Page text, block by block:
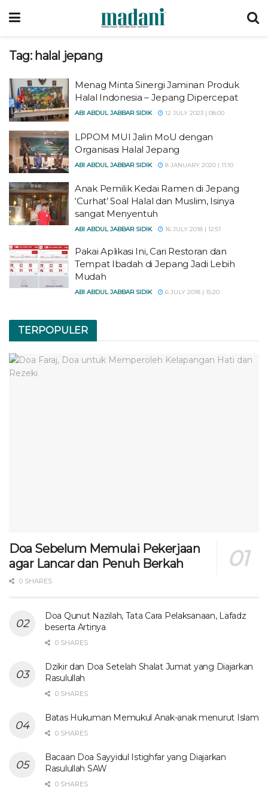
Tag: halal jepang
Menag Minta Sinergi Jaminan Produk
Halal Indonesia – Jepang Dipercepat
ABI ABDUL JABBAR SIDIK 12 JULY 2023 | 08:00
LPPOM MUI Jalin MoU dengan
Organisasi Halal Jepang
ABI ABDUL JABBAR SIDIK 8 JANUARY 2020 | 11:10
Anak Pemilik Kedai Ramen di Jepang
‘Curhat’ Soal Halal dan Muslim, Isinya
sangat Menyentuh
ABI ABDUL JABBAR SIDIK 16 JULY 2018 | 12:51
Pakai Aplikasi Ini, Cari Restoran dan
Tempat Ibadah di Jepang Jadi Lebih
Mudah
ABI ABDUL JABBAR SIDIK 6 JULY 2018 | 15:20
TERPOPULER
Doa Sebelum Memulai Pekerjaan
agar Lancar dan Penuh Berkah
0 SHARES
Doa Qunut Nazilah, Tata Cara Pelaksanaan, Lafadz
beserta Artinya
0 SHARES
Dzikir dan Doa Setelah Shalat Jumat yang Diajarkan
Rasulullah
0 SHARES
Batas Hukuman Memukul Anak-anak menurut Islam
0 SHARES
Bacaan Doa Sayyidul Istighfar yang Diajarkan
Rasulullah SAW
0 SHARES